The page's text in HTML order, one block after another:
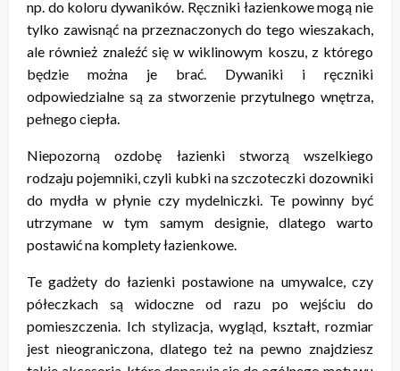
np. do koloru dywaników. Ręczniki łazienkowe mogą nie
tylko zawisnąć na przeznaczonych do tego wieszakach,
ale również znaleźć się w wiklinowym koszu, z którego
będzie można je brać. Dywaniki i ręczniki
odpowiedzialne są za stworzenie przytulnego wnętrza,
pełnego ciepła.
Niepozorną ozdobę łazienki stworzą wszelkiego
rodzaju pojemniki, czyli kubki na szczoteczki dozowniki
do mydła w płynie czy mydelniczki. Te powinny być
utrzymane w tym samym designie, dlatego warto
postawić na komplety łazienkowe.
Te gadżety do łazienki postawione na umywalce, czy
półeczkach są widoczne od razu po wejściu do
pomieszczenia. Ich stylizacja, wygląd, kształt, rozmiar
jest nieograniczona, dlatego też na pewno znajdziesz